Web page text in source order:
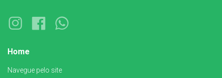
Home
Navegue pelo site